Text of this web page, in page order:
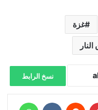
غزة
نسخ الرابط